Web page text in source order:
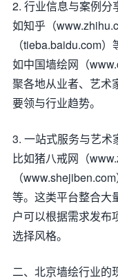
2. 行业信息与案例分
如知乎（
（tieba.baidu.com
如中国墙绘网（
聚各地从业者、艺术
要领与行业趋势。
3. 一站式服务与艺术
比如猪八戒网（
（
等。这类平台整合大
户可以根据需求发布
选择风格。
二、北京墙绘行业的